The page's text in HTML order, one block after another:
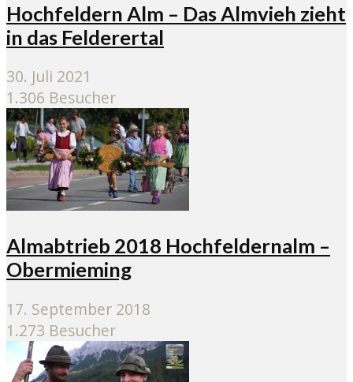
Hochfeldern Alm – Das Almvieh zieht
in das Felderertal
30. Juli 2021
1.306 Besucher
Almabtrieb 2018 Hochfeldernalm –
Obermieming
17. September 2018
1.273 Besucher